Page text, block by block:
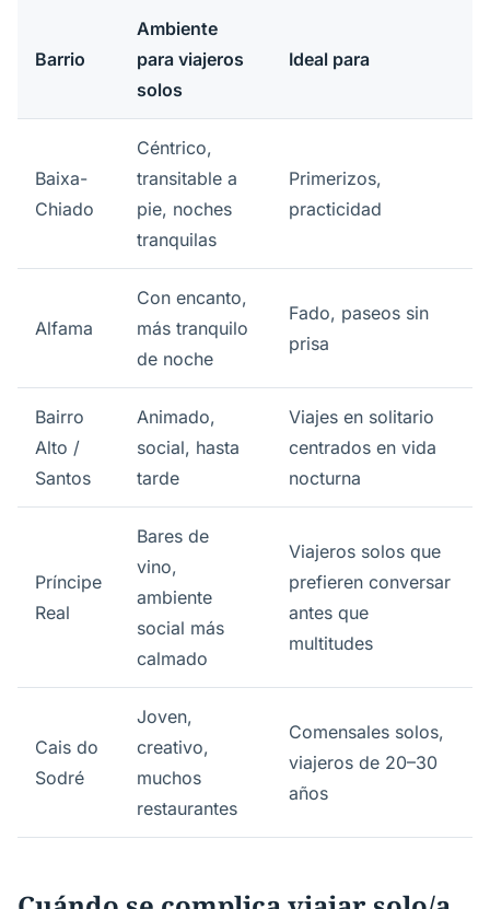
Barrio
Ambiente
para viajeros
solos
Ideal para
Baixa-
Chiado
Céntrico,
transitable a
pie, noches
tranquilas
Primerizos,
practicidad
Alfama
Con encanto,
más tranquilo
de noche
Fado, paseos sin
prisa
Bairro
Alto /
Santos
Animado,
social, hasta
tarde
Viajes en solitario
centrados en vida
nocturna
Príncipe
Real
Bares de
vino,
ambiente
social más
calmado
Viajeros solos que
prefieren conversar
antes que
multitudes
Cais do
Sodré
Joven,
creativo,
muchos
restaurantes
Comensales solos,
viajeros de 20–30
años